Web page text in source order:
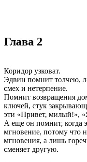
Глава 2
Коридор узковат.
Эдвин помнит толчею,
смех и нетерпение.
Помнит возвращения
ключей, стук
эти «Привет, милый!»,
А еще он помнит, когда
мгновение, потому что
мгновения, а лишь
сменяет другую.